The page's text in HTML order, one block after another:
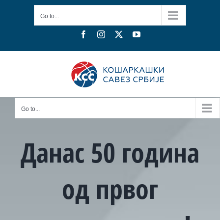
Go to...
FacebookInstagram YouTube
Go to...
Данас 50 година
од првог